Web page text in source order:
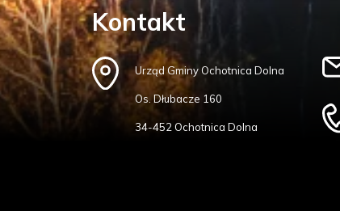
Kontakt
Urząd Gminy Ochotnica Dolna
Os. Dłubacze 160
34-452 Ochotnica Dolna